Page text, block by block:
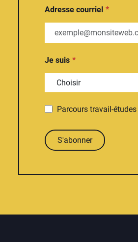
Adresse courriel
Je suis
Parcours travail-études
S'abonner